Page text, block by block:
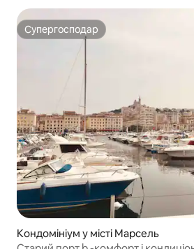
Супергосподар
Супергосподар
Кондомініум у місті Марсель